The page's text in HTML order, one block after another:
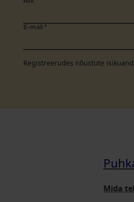
Riik *
E-mail *
Registreerudes nõustute
Mida